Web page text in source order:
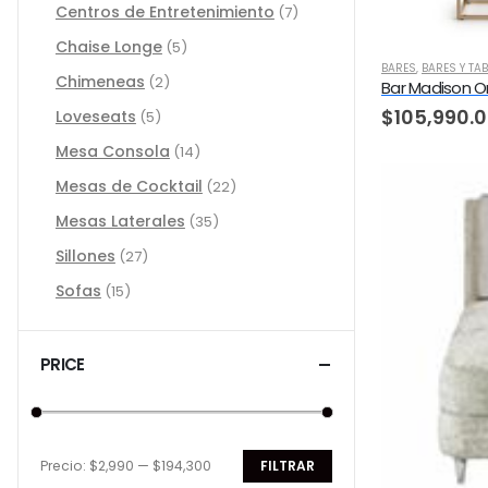
BARES, BARES Y
Bar Madison
$
Centros de Entretenimiento (7)
Chaise Longe (5)
Chimeneas (2)
Loveseats (5)
Mesa Consola (14)
Mesas de Cocktail (22)
Mesas Laterales (35)
Sillones (27)
Sofas (15)
PRICE
FILTRAR
Precio: $2,990 — $194,300